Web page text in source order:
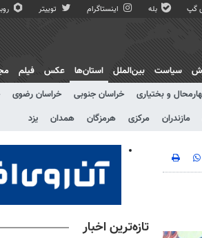
گپ بله اینستاگرام توییتر
سیاست بین‌الملل
استان‌ها
و بختیاری خراسان جنوبی خراسان رضوی
مازندران مرکزی هرمزگان همدان یزد
عکس فیلم
تازه‌ترین اخبار